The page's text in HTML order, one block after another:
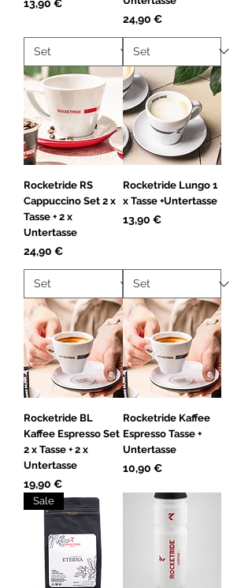
13,90 €
Preis
24,90 €
Rocketride RS
Cappuccino Set 2 x
Tasse + 2 x
Untertasse
Preis
24,90 €
Rocketride Lungo 1
x Tasse +Untertasse
Preis
13,90 €
Rocketride BL
Kaffee Espresso Set
2 x Tasse + 2 x
Untertasse
Preis
19,90 €
Rocketride Kaffee
Espresso Tasse +
Untertasse
Preis
10,90 €
Sale